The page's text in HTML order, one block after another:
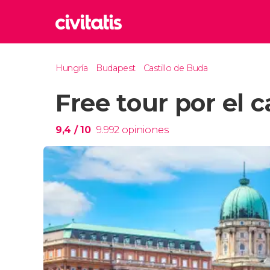
Reino
Turquía
Hungría Budapest Castillo de Buda
Free tour por el
9,4 / 10 9.992 opiniones